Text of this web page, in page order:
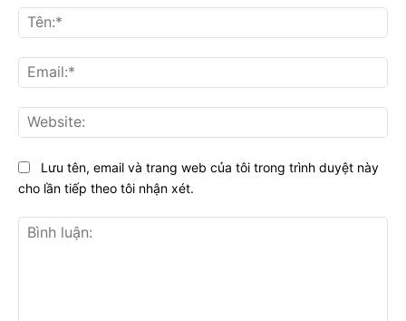
Lưu tên, email và trang web của tôi trong trình duyệt này
cho lần tiếp theo tôi nhận xét.